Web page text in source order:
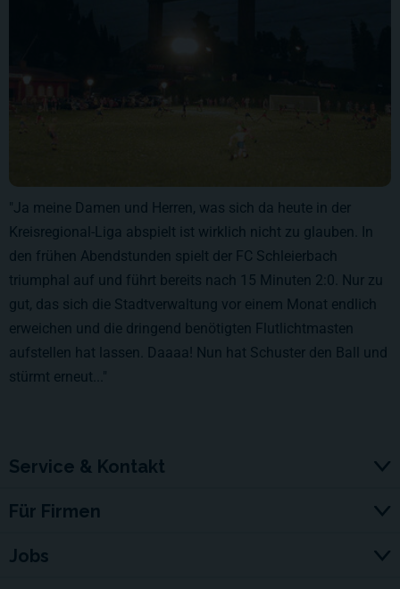
"Ja meine Damen und Herren, was sich da heute in der
Kreisregional-Liga abspielt ist wirklich nicht zu glauben. In
den frühen Abendstunden spielt der FC Schleierbach
triumphal auf und führt bereits nach 15 Minuten 2:0. Nur zu
gut, das sich die Stadtverwaltung vor einem Monat endlich
erweichen und die dringend benötigten Flutlichtmasten
aufstellen hat lassen. Daaaa! Nun hat Schuster den Ball und
stürmt erneut..."
Service & Kontakt
Für Firmen
Jobs